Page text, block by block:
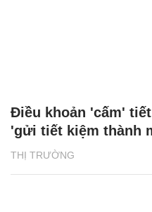
THỊ TRƯỜNG
Điều khoản 'cấm'
'gửi tiết kiệm thành